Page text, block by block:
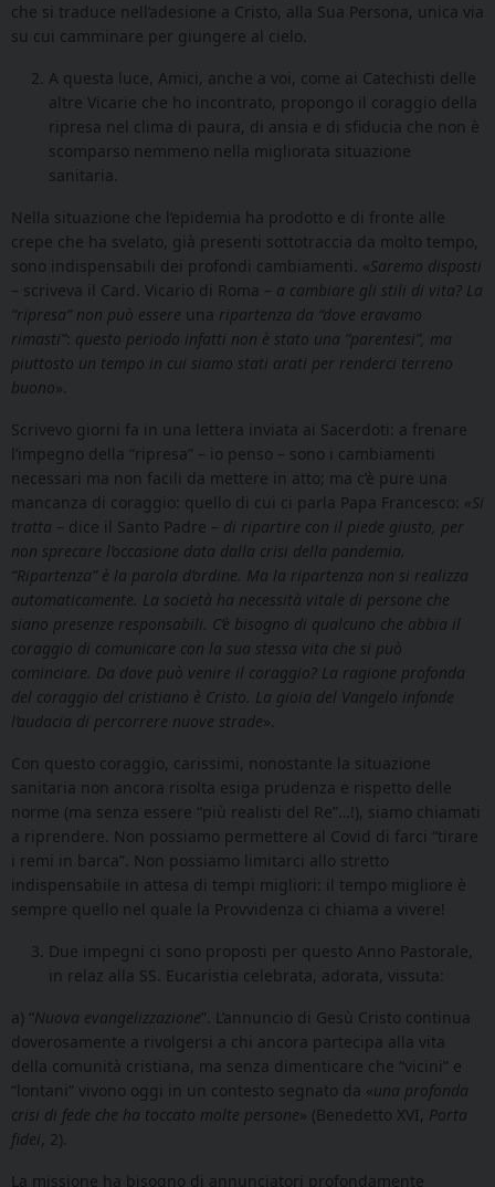
che si traduce nell’adesione a Cristo, alla Sua Persona, unica via
su cui camminare per giungere al cielo.
A questa luce, Amici, anche a voi, come ai Catechisti delle
altre Vicarie che ho incontrato, propongo il coraggio della
ripresa nel clima di paura, di ansia e di sfiducia che non è
scomparso nemmeno nella migliorata situazione
sanitaria.
Nella situazione che l’epidemia ha prodotto e di fronte alle
crepe che ha svelato, già presenti sottotraccia da molto tempo,
sono indispensabili dei profondi cambiamenti. «Saremo disposti
– scriveva il Card. Vicario di Roma – a cambiare gli stili di vita? La
“ripresa” non può essere una ripartenza da “dove eravamo
rimasti”: questo periodo infatti non è stato una “parentesi”, ma
piuttosto un tempo in cui siamo stati arati per renderci terreno
buono».
Scrivevo giorni fa in una lettera inviata ai Sacerdoti: a frenare
l’impegno della “ripresa” – io penso – sono i cambiamenti
necessari ma non facili da mettere in atto; ma c’è pure una
mancanza di coraggio: quello di cui ci parla Papa Francesco: «Si
tratta – dice il Santo Padre – di ripartire con il piede giusto, per
non sprecare l’occasione data dalla crisi della pandemia.
“Ripartenza” è la parola d’ordine. Ma la ripartenza non si realizza
automaticamente. La società ha necessità vitale di persone che
siano presenze responsabili. C’è bisogno di qualcuno che abbia il
coraggio di comunicare con la sua stessa vita che si può
cominciare. Da dove può venire il coraggio? La ragione profonda
del coraggio del cristiano è Cristo. La gioia del Vangelo infonde
l’audacia di percorrere nuove strade».
Con questo coraggio, carissimi, nonostante la situazione
sanitaria non ancora risolta esiga prudenza e rispetto delle
norme (ma senza essere “più realisti del Re”…!), siamo chiamati
a riprendere. Non possiamo permettere al Covid di farci “tirare
i remi in barca”. Non possiamo limitarci allo stretto
indispensabile in attesa di tempi migliori: il tempo migliore è
sempre quello nel quale la Provvidenza ci chiama a vivere!
Due impegni ci sono proposti per questo Anno Pastorale,
in relaz alla SS. Eucaristia celebrata, adorata, vissuta:
a) “Nuova evangelizzazione”. L’annuncio di Gesù Cristo continua
doverosamente a rivolgersi a chi ancora partecipa alla vita
della comunità cristiana, ma senza dimenticare che “vicini” e
“lontani” vivono oggi in un contesto segnato da «una profonda
crisi di fede che ha toccato molte persone» (Benedetto XVI, Porta
fidei, 2).
La missione ha bisogno di annunciatori profondamente